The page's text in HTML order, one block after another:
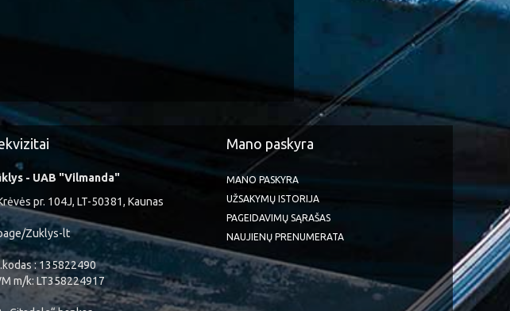
- UAB "Vilmanda"
pr. 104J, LT-50381, Kaunas
Zuklys-lt
: 135822490
m/k: LT358224917
Mano paskyra
MANO PASKYRA
UŽSAKYMŲ ISTORIJA
PAGEIDAVIMŲ SĄRAŠAS
NAUJIENŲ PRENUMERATA